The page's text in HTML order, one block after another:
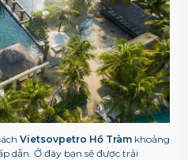
Vietsovpetro Hồ Tràmkhoảng
dẫn. Ở đây bạn sẽ được trải